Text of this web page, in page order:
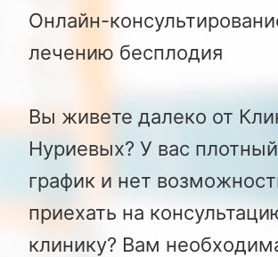
Онлайн-
лечению бесплодия
Вы живете далеко от
Нуриевых? У вас
график и нет
приехать на
клинику? Вам